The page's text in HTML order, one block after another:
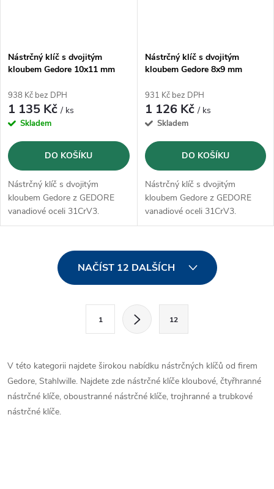
Nástrčný klíč s dvojitým
kloubem Gedore 10x11 mm
938 Kč bez DPH
1 135 Kč/ ks
Skladem
DO KOŠÍKU
Nástrčný klíč s dvojitým
kloubem Gedore z GEDORE
vanadiové oceli 31CrV3.
Nástrčný klíč s dvojitým
kloubem Gedore 8x9 mm
931 Kč bez DPH
1 126 Kč/ ks
Skladem
DO KOŠÍKU
Nástrčný klíč s dvojitým
kloubem Gedore z GEDORE
vanadiové oceli 31CrV3.
d
a
c
NAČÍST 12 DALŠÍCH
á
n
k
o
1 12
V této kategorii najdete širokou nabídku nástrčných klíčů od firem
Gedore, Stahlwille. Najdete zde nástrčné klíče kloubové, čtyřhranné
nástrčné klíče, oboustranné nástrčné klíče, trojhranné a trubkové
nástrčné klíče.